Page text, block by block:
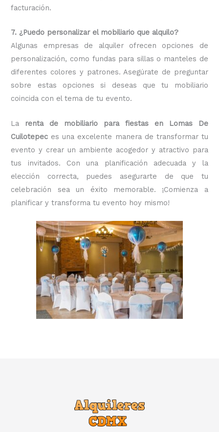
facturación.
7. ¿Puedo personalizar el mobiliario que alquilo?
Algunas empresas de alquiler ofrecen opciones de
personalización, como fundas para sillas o manteles de
diferentes colores y patrones. Asegúrate de preguntar
sobre estas opciones si deseas que tu mobiliario
coincida con el tema de tu evento.
La renta de mobiliario para fiestas en Lomas De
Cuilotepec es una excelente manera de transformar tu
evento y crear un ambiente acogedor y atractivo para
tus invitados. Con una planificación adecuada y la
elección correcta, puedes asegurarte de que tu
celebración sea un éxito memorable. ¡Comienza a
planificar y transforma tu evento hoy mismo!